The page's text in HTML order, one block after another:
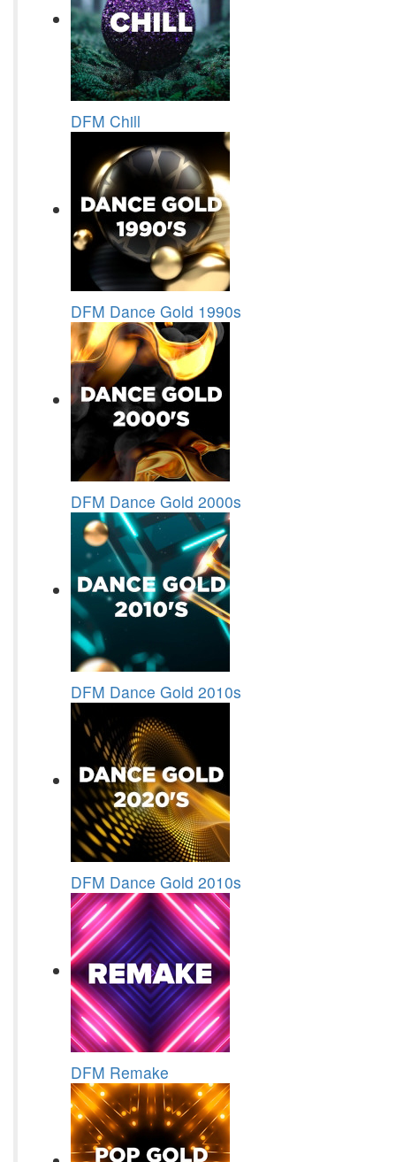
DFM Chill
DFM Dance Gold 1990s
DFM Dance Gold 2000s
DFM Dance Gold 2010s
DFM Dance Gold 2010s
DFM Remake